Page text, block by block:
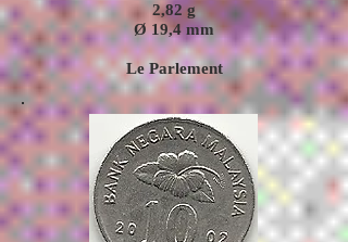
2,82g
Ø 19,4mm
Le Parlement